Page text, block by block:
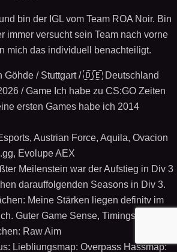
bin der IGL vom Team ROA Noir. Bin
immer versucht sein Team nach vorne
mich das individuell benachteiligt.
Göhde / Stuttgart / 🇩🇪 Deutschland
/ Game Ich habe zu CS:GO Zeiten
ersten Games habe ich 2014
Austrian Force, Aquila, Ovacion
Evolupe AEX
Meilenstein war der Aufstieg in Div 3
darauffolgenden Seasons in Div 3.
Meine Stärken liegen definitv im
Guter Game Sense, Timings und
Raw Aim
Liebliungsmap: Overpass Hassmap: